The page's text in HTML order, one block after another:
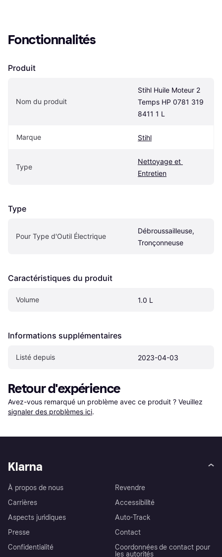
Fonctionnalités
Produit
Nom du produit
Stihl Huile Moteur 2
Temps HP 0781 319
8411 1 L
Marque Stihl
Type
Nettoyage et
Entretien
Type
Pour Type d'Outil Électrique
Débroussailleuse,
Tronçonneuse
Caractéristiques du produit
Volume 1.0 L
Informations supplémentaires
Listé depuis 2023-04-03
Retour d'expérience
Avez-vous remarqué un problème avec ce produit ? Veuillez
signaler des problèmes ici.
Klarna
À propos de nous
Carrières
Aspects juridiques
Presse
Confidentialité
Revendre
Accessibilité
Auto-Track
Contact
Coordonnées de contact pour
les autorités